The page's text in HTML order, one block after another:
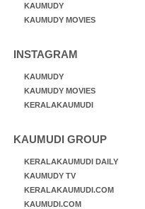
KAUMUDY
KAUMUDY MOVIES
INSTAGRAM
KAUMUDY
KAUMUDY MOVIES
KERALAKAUMUDI
KAUMUDI GROUP
KERALAKAUMUDI DAILY
KAUMUDY TV
KERALAKAUMUDI.COM
KAUMUDI.COM